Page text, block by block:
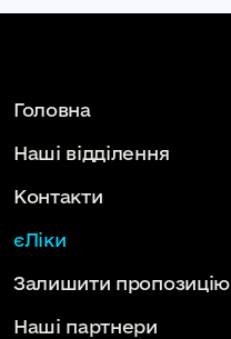
Головна
Наші відділення
Контакти
єЛіки
Залишити пропозицію
Наші партнери